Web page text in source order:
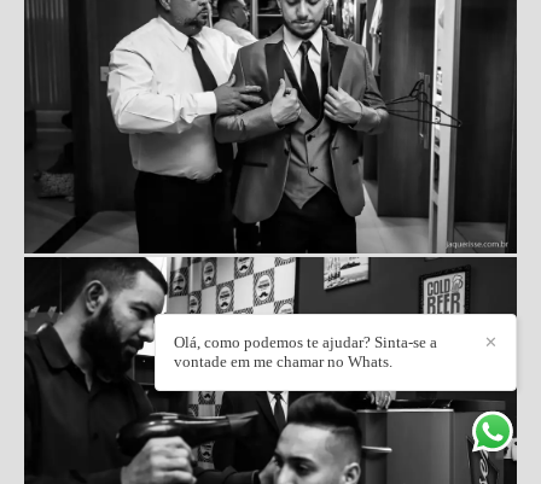
✕
Olá, como podemos te ajudar? Sinta-se a
vontade em me chamar no Whats.